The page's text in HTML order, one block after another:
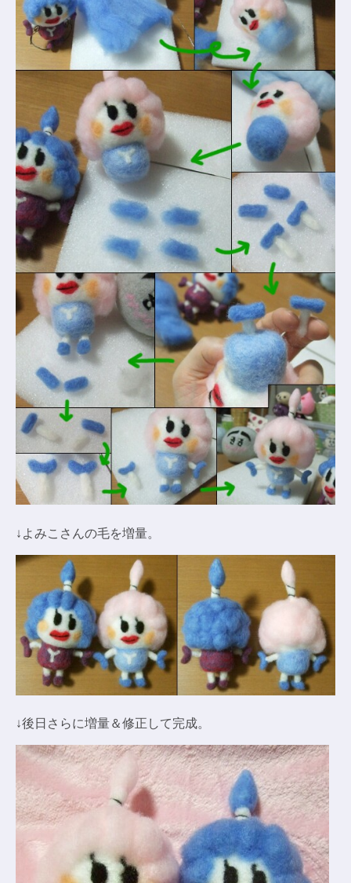
↓よみこさんの毛を増量。
↓後日さらに増量＆修正して完成。